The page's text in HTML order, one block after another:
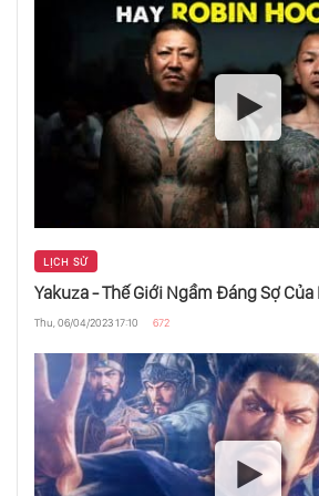
Năm 1983, Cả Nước
Về Chuyện Nguyễn
Sơn
Những Hầm Tránh
Thời Kì Chiến Tranh
Thực Dân Pháp Từng
Bật Mí Về Dự Án Bình
Chiến Tranh Biên Giới
Những Điều Ít Ai Biết
LỊCH SỬ
Yakuza - Thế Giới Ngầm Đáng Sợ Của
Thu, 06/04/2023 17:10 672